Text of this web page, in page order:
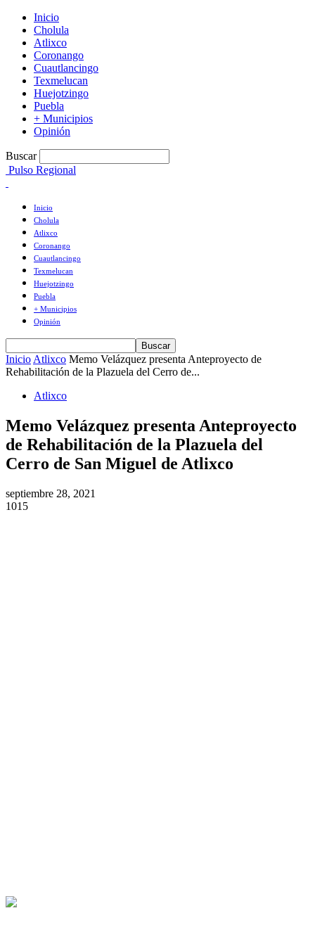
Inicio
Cholula
Atlixco
Coronango
Cuautlancingo
Texmelucan
Huejotzingo
Puebla
+ Municipios
Opinión
Buscar
Pulso Regional
Inicio
Cholula
Atlixco
Coronango
Cuautlancingo
Texmelucan
Huejotzingo
Puebla
+ Municipios
Opinión
Inicio Atlixco Memo Velázquez presenta Anteproyecto de
Rehabilitación de la Plazuela del Cerro de...
Atlixco
Memo Velázquez presenta Anteproyecto
de Rehabilitación de la Plazuela del
Cerro de San Miguel de Atlixco
septiembre 28, 2021
1015